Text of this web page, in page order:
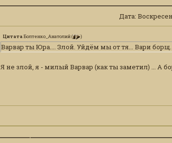
Дата:
ЦитатаБолтенко_Анатолий( )
Варвар ты Юра.... Злой. Уйдём мы от тя... Вари борщ.
Я не злой, я - милый Варвар (как ты заметил) ... А